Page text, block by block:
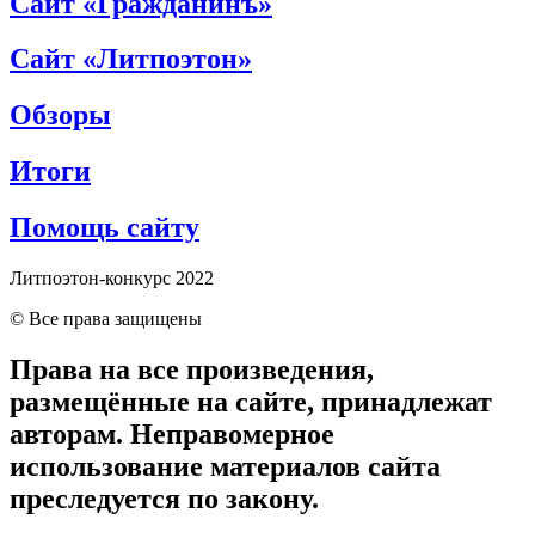
Сайт «Литпоэтон»
Обзоры
Итоги
Помощь сайту
Литпоэтон-конкурс 2022
© Все права защищены
Права на все произведения,
размещённые на сайте, принадлежат
авторам. Неправомерное
использование материалов сайта
преследуется по закону.